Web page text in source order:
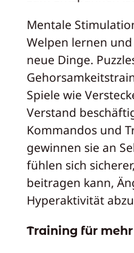
Mentale
Welpen lernen
neue Dinge.
Spiele wie
Verstand
Kommandos und
gewinnen sie an
fühlen sich
beitragen kann,
Hyperaktivität
Training für